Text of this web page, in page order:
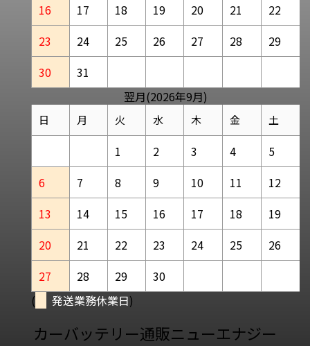
16
17 18 19 20 21
22
23
24 25 26 27 28
29
30
31
翌月(2026年9月)
日 月 火 水 木 金 土
1 2 3 4
5
6
7 8 9 10 11
12
13
14 15 16 17 18
19
20
21 22 23 24 25
26
27
28 29
30
(
発送業務休業日)
カーバッテリー通販ニューエナジー